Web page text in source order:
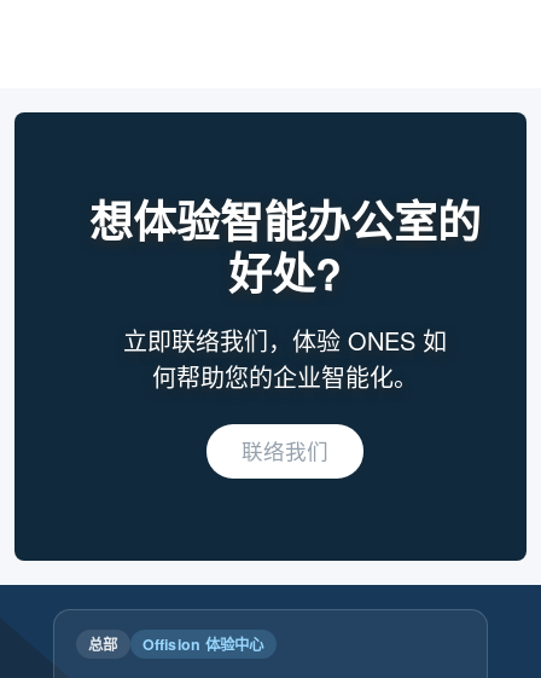
想体验智能办公室的
好处?
立即联络我们，体验 ONES 如
何帮助您的企业智能化。
联络我们
总部 Offision 体验中心